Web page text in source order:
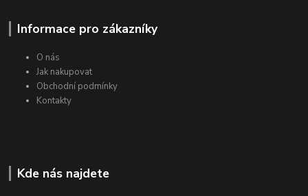
Informace pro zákazníky
O nás
Jak nakupovat
Obchodní podmínky
Kontakty
Kde nás najdete